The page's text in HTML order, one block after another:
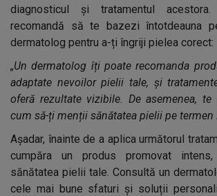
diagnosticul și tratamentul acestora.
recomandă să te bazezi întotdeauna
dermatolog pentru a-ți îngriji pielea corect:
„Un dermatolog îți poate recomanda
adaptate nevoilor pielii tale, și
oferă rezultate vizibile. De asemenea, te
cum să-ți menții sănătatea pielii pe termen
Așadar, înainte de a aplica următorul
cumpăra un produs promovat
sănătatea pielii tale. Consultă un
cele mai bune sfaturi și soluții